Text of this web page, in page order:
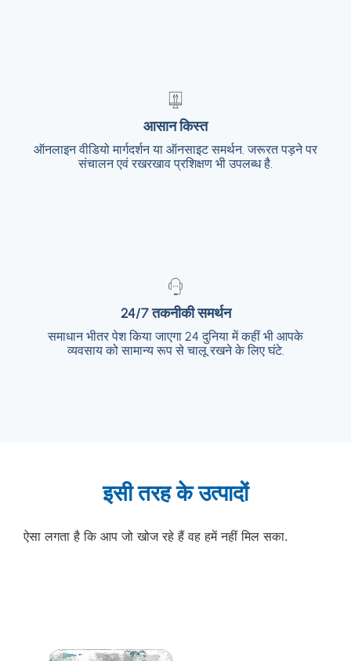
आसान किस्त
ऑनलाइन वीडियो मार्गदर्शन या ऑनसाइट समर्थन. जरूरत पड़ने पर
संचालन एवं रखरखाव प्रशिक्षण भी उपलब्ध है.
आसान किस्त
ऑनलाइन वीडियो मार्गदर्शन या ऑनसाइट समर्थन. जरूरत
पड़ने पर संचालन एवं रखरखाव प्रशिक्षण भी उपलब्ध है.
24/7 तकनीकी समर्थन
समाधान भीतर पेश किया जाएगा 24 दुनिया में कहीं भी आपके
व्यवसाय को सामान्य रूप से चालू रखने के लिए घंटे.
24/7 तकनीकी समर्थन
समाधान भीतर पेश किया जाएगा 24 दुनिया में कहीं भी आपके
व्यवसाय को सामान्य रूप से चालू रखने के लिए घंटे.
इसी तरह के उत्पादों
ऐसा लगता है कि आप जो खोज रहे हैं वह हमें नहीं मिल सका.